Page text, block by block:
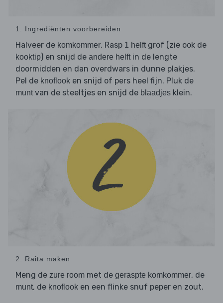
1. Ingrediënten voorbereiden
Halveer de komkommer. Rasp 1 helft grof (zie ook de
kooktip) en snijd de andere helft in de lengte
doormidden en dan overdwars in dunne plakjes.
Pel de knoflook en snijd of pers heel fijn. Pluk de
munt van de steeltjes en snijd de blaadjes klein.
2. Raita maken
Meng de zure room met de geraspte komkommer, de
munt, de knoflook en een flinke snuf peper en zout.